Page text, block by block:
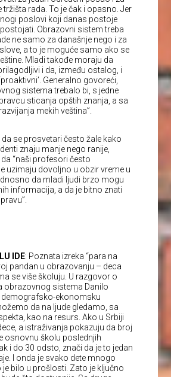
tržišta rada. To je čak i opasno. Jer
poslovi koji danas postoje
Obrazovni sistem treba
ne samo za današnje nego i za
a to je moguće samo ako se
Mladi takođe moraju da
i da, između ostalog, i
Generalno govoreći,
sistema trebalo bi, s jedne
sticanja opštih znanja, a sa
mekih veština”.
se prosvetari često žale kako
znaju manje nego ranije,
“naši profesori često
uzimaju dovoljno u obzir vreme u
da mladi ljudi brzo mogu
informacija, a da je bitno znati
IDE: Poznata izreka “para na
pandan u obrazovanju – deca
se više školuju. U razgovor o
obrazovnog sistema Danilo
demografsko-ekonomsku
da na ljude gledamo, sa
kao na resurs. Ako u Srbiji
a istraživanja pokazuju da broj
osnovnu školu poslednjih
i do 30 odsto, znači da je to jedan
I onda je svako dete mnogo
je bilo u prošlosti. Zato je ključno